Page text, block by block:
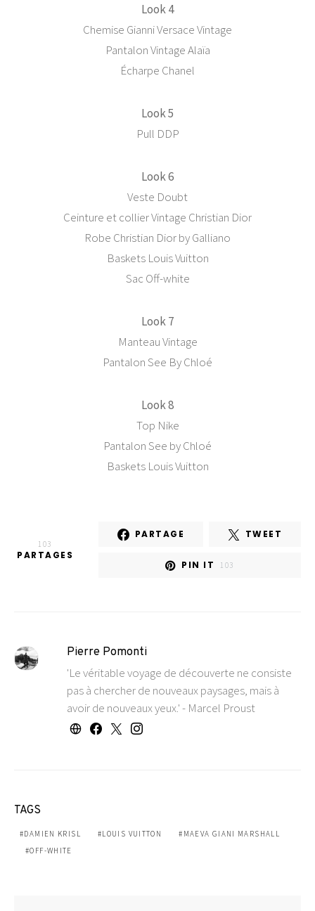
Look 4
Chemise Gianni Versace Vintage
Pantalon Vintage Alaïa
Écharpe Chanel
Look 5
Pull DDP
Look 6
Veste Doubt
Ceinture et collier Vintage Christian Dior
Robe Christian Dior by Galliano
Baskets Louis Vuitton
Sac Off-white
Look 7
Manteau Vintage
Pantalon See By Chloé
Look 8
Top Nike
Pantalon See by Chloé
Baskets Louis Vuitton
103
PARTAGES
PARTAGE TWEET
PIN IT 103
Pierre Pomonti
'Le véritable voyage de découverte ne consiste
pas à chercher de nouveaux paysages, mais à
avoir de nouveaux yeux.' - Marcel Proust
TAGS
DAMIEN KRISL LOUIS VUITTON
MAEVA GIANI MARSHALL
OFF-WHITE